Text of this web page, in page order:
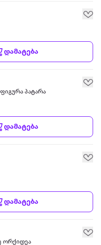
დამატება
პატარა
დამატება
დამატება
ორქიდეა